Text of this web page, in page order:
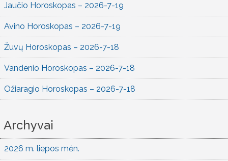
Jaučio Horoskopas – 2026-7-19
Avino Horoskopas – 2026-7-19
Žuvų Horoskopas – 2026-7-18
Vandenio Horoskopas – 2026-7-18
Ožiaragio Horoskopas – 2026-7-18
Archyvai
2026 m. liepos mėn.